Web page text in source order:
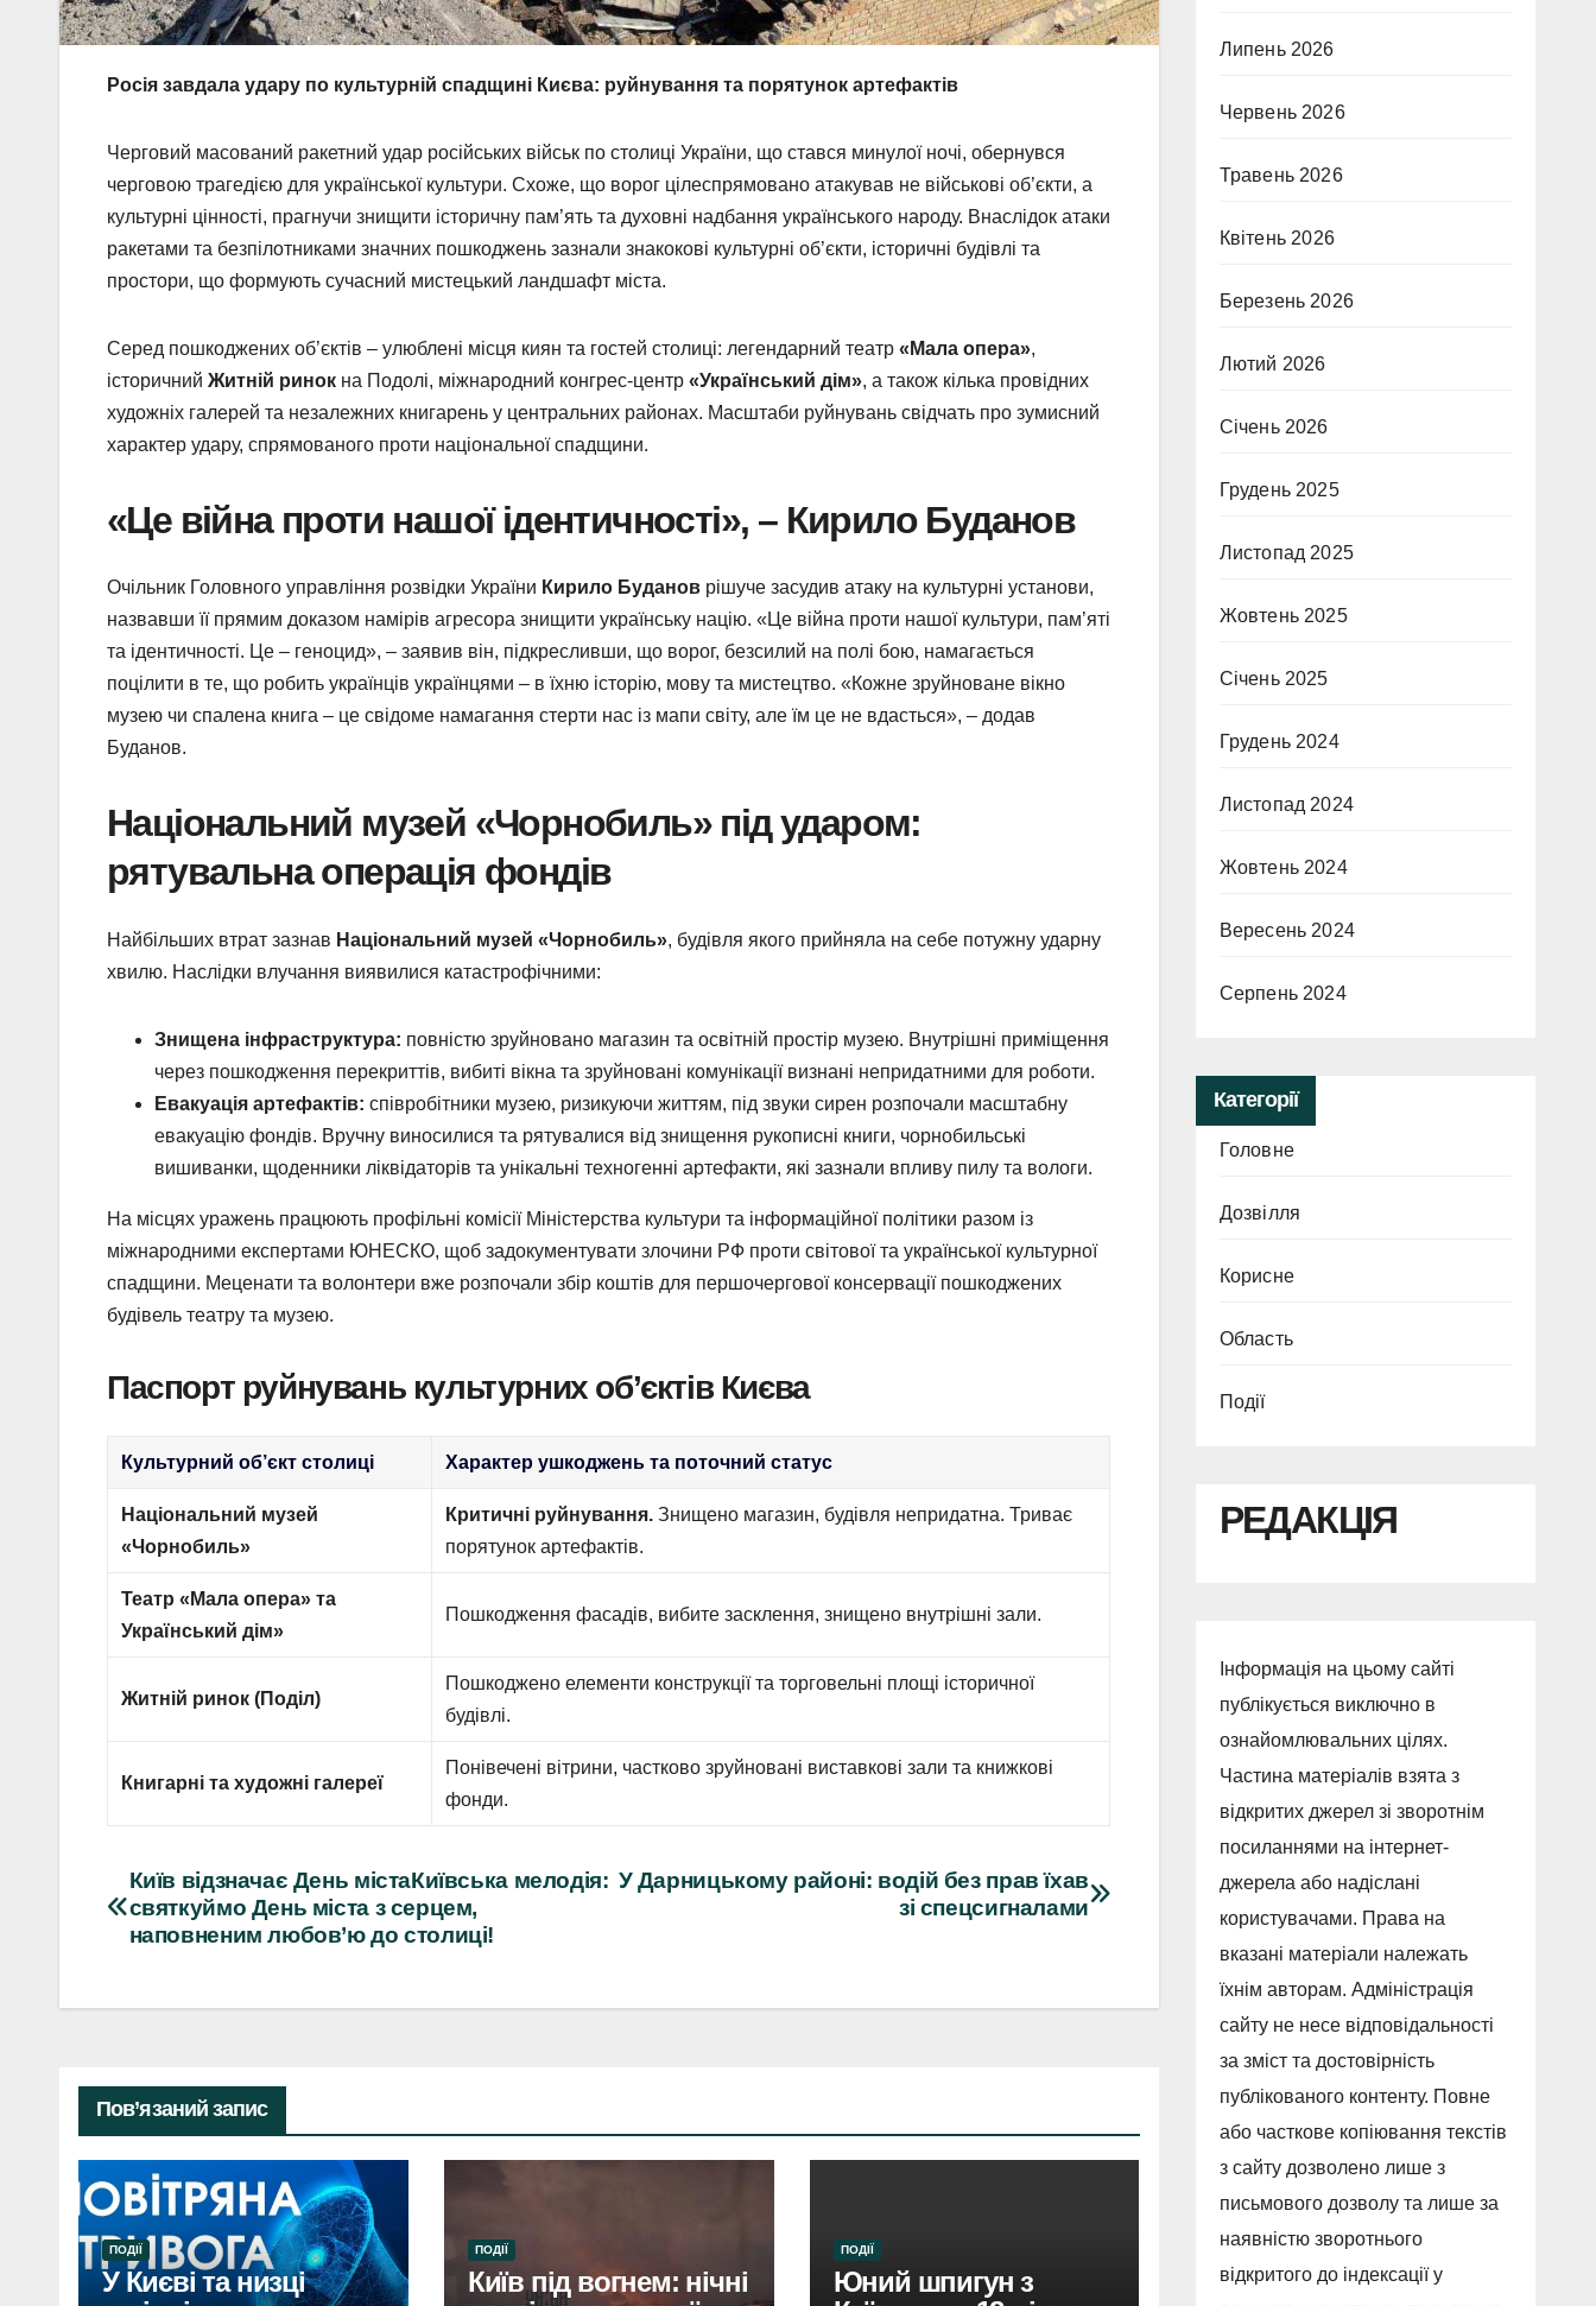
Росія завдала удару по культурній спадщині Києва: руйнування та порятунок артефактів
Черговий масований ракетний удар російських військ по столиці України, що стався минулої ночі, обернувся
черговою трагедією для української культури. Схоже, що ворог цілеспрямовано атакував не військові об’єкти, а
культурні цінності, прагнучи знищити історичну пам’ять та духовні надбання українського народу. Внаслідок атаки
ракетами та безпілотниками значних пошкоджень зазнали знакокові культурні об’єкти, історичні будівлі та
простори, що формують сучасний мистецький ландшафт міста.
Серед пошкоджених об’єктів – улюблені місця киян та гостей столиці: легендарний театр «Мала опера»,
історичний Житній ринок на Подолі, міжнародний конгрес-центр «Український дім», а також кілька провідних
художніх галерей та незалежних книгарень у центральних районах. Масштаби руйнувань свідчать про зумисний
характер удару, спрямованого проти національної спадщини.
«Це війна проти нашої ідентичності», – Кирило Буданов
Очільник Головного управління розвідки України Кирило Буданов рішуче засудив атаку на культурні установи,
назвавши її прямим доказом намірів агресора знищити українську націю. «Це війна проти нашої культури, пам’яті
та ідентичності. Це – геноцид», – заявив він, підкресливши, що ворог, безсилий на полі бою, намагається
поцілити в те, що робить українців українцями – в їхню історію, мову та мистецтво. «Кожне зруйноване вікно
музею чи спалена книга – це свідоме намагання стерти нас із мапи світу, але їм це не вдасться», – додав
Буданов.
Національний музей «Чорнобиль» під ударом:
рятувальна операція фондів
Найбільших втрат зазнав Національний музей «Чорнобиль», будівля якого прийняла на себе потужну ударну
хвилю. Наслідки влучання виявилися катастрофічними:
Знищена інфраструктура: повністю зруйновано магазин та освітній простір музею. Внутрішні приміщення
через пошкодження перекриттів, вибиті вікна та зруйновані комунікації визнані непридатними для роботи.
Евакуація артефактів: співробітники музею, ризикуючи життям, під звуки сирен розпочали масштабну
евакуацію фондів. Вручну виносилися та рятувалися від знищення рукописні книги, чорнобильські
вишиванки, щоденники ліквідаторів та унікальні техногенні артефакти, які зазнали впливу пилу та вологи.
На місцях уражень працюють профільні комісії Міністерства культури та інформаційної політики разом із
міжнародними експертами ЮНЕСКО, щоб задокументувати злочини РФ проти світової та української культурної
спадщини. Меценати та волонтери вже розпочали збір коштів для першочергової консервації пошкоджених
будівель театру та музею.
Паспорт руйнувань культурних об’єктів Києва
Культурний об’єкт столиці Характер ушкоджень та поточний статус
Національний музей
«Чорнобиль»
Критичні руйнування. Знищено магазин, будівля непридатна. Триває
порятунок артефактів.
Театр «Мала опера» та
Український дім»
Пошкодження фасадів, вибите засклення, знищено внутрішні зали.
Житній ринок (Поділ)
Пошкоджено елементи конструкції та торговельні площі історичної
будівлі.
Книгарні та художні галереї
Понівечені вітрини, частково зруйновані виставкові зали та книжкові
фонди.
Навігація
записів
У Дарницькому районі: водій без прав їхав
зі спецсигналами
Київ відзначає День містаКиївська мелодія:
святкуймо День міста з серцем,
наповненим любов’ю до столиці!
Пов’язаний запис
ПОДІЇ
У Києві та низці
ПОДІЇ
Київ під вогнем: нічні
ПОДІЇ
Юний шпигун з
Липень 2026
Червень 2026
Травень 2026
Квітень 2026
Березень 2026
Лютий 2026
Січень 2026
Грудень 2025
Листопад 2025
Жовтень 2025
Січень 2025
Грудень 2024
Листопад 2024
Жовтень 2024
Вересень 2024
Серпень 2024
Категорії
Головне
Дозвілля
Корисне
Область
Події
РЕДАКЦІЯ
Інформація на цьому сайті
публікується виключно в
ознайомлювальних цілях.
Частина матеріалів взята з
відкритих джерел зі зворотнім
посиланнями на інтернет-
джерела або надіслані
користувачами. Права на
вказані матеріали належать
їхнім авторам. Адміністрація
сайту не несе відповідальності
за зміст та достовірність
публікованого контенту. Повне
або часткове копіювання текстів
з сайту дозволено лише з
письмового дозволу та лише за
наявністю зворотнього
відкритого до індексації у